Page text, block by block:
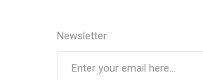
Newsletter